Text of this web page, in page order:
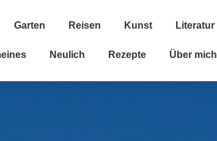
Garten Reisen Kunst Literatur
Neulich Rezepte Über mich